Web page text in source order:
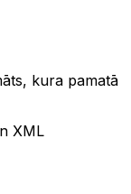
kura pamatā
XML